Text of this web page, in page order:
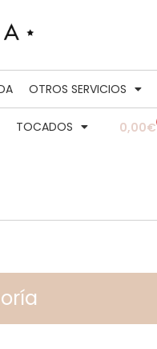
OTROS SERVICIOS
TOCADOS 0,00€